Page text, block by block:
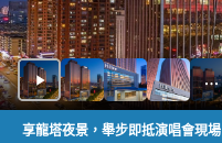
享龍塔夜景，舉步即抵演唱會現場